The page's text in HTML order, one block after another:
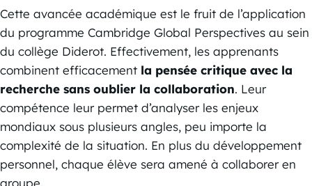
Cette avancée académique est le fruit de l’application
du programme Cambridge Global Perspectives au sein
du collège Diderot. Effectivement, les apprenants
combinent efficacement la pensée critique avec la
recherche sans oublier la collaboration. Leur
compétence leur permet d’analyser les enjeux
mondiaux sous plusieurs angles, peu importe la
complexité de la situation. En plus du développement
personnel, chaque élève sera amené à collaborer en
groupe.